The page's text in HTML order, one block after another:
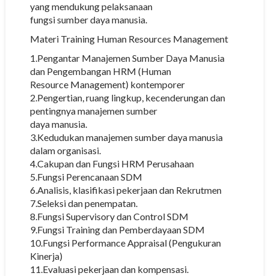
yang mendukung pelaksanaan
fungsi sumber daya manusia.
Materi Training Human Resources Management
1.Pengantar Manajemen Sumber Daya Manusia
dan Pengembangan HRM (Human
Resource Management) kontemporer
2.Pengertian, ruang lingkup, kecenderungan dan
pentingnya manajemen sumber
daya manusia.
3.Kedudukan manajemen sumber daya manusia
dalam organisasi.
4.Cakupan dan Fungsi HRM Perusahaan
5.Fungsi Perencanaan SDM
6.Analisis, klasifikasi pekerjaan dan Rekrutmen
7.Seleksi dan penempatan.
8.Fungsi Supervisory dan Control SDM
9.Fungsi Training dan Pemberdayaan SDM
10.Fungsi Performance Appraisal (Pengukuran
Kinerja)
11.Evaluasi pekerjaan dan kompensasi.